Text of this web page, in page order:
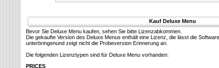
Kauf Deluxe Menu
Bevor Sie Deluxe Menu kaufen, sehen Sie bitte Lizenzabkommen.
Die gekaufte Version des Deluxe Menus enthält eine Lizenz, die lässt die
unterbringenund zeigt nicht die Probeversion Erinnerung an.
Die folgenden Lizenztypen sind für Deluxe Menu vorhanden:
PRICES